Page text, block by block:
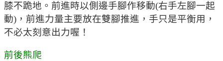
膝不跪地。前進時以側邊手腳作移動(右手左腳一起
動)，前進力量主要放在雙腳推進，手只是平衡用，
不必太刻意出力喔！
前後熊爬